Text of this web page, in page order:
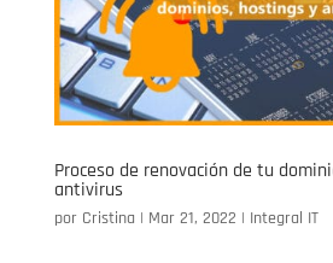
Proceso de renovación de tu
antivirus
por Cristina | Mar 21, 2022 | Integral IT